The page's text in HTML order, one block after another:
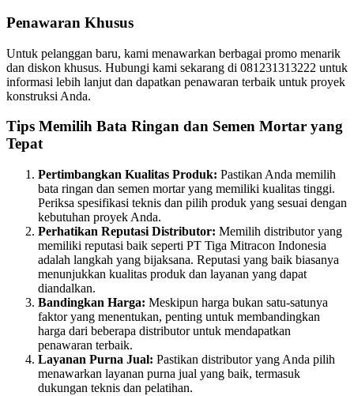
Penawaran Khusus
Untuk pelanggan baru, kami menawarkan berbagai promo menarik
dan diskon khusus. Hubungi kami sekarang di 081231313222 untuk
informasi lebih lanjut dan dapatkan penawaran terbaik untuk proyek
konstruksi Anda.
Tips Memilih Bata Ringan dan Semen Mortar yang
Tepat
Pertimbangkan Kualitas Produk: Pastikan Anda memilih
bata ringan dan semen mortar yang memiliki kualitas tinggi.
Periksa spesifikasi teknis dan pilih produk yang sesuai dengan
kebutuhan proyek Anda.
Perhatikan Reputasi Distributor: Memilih distributor yang
memiliki reputasi baik seperti PT Tiga Mitracon Indonesia
adalah langkah yang bijaksana. Reputasi yang baik biasanya
menunjukkan kualitas produk dan layanan yang dapat
diandalkan.
Bandingkan Harga: Meskipun harga bukan satu-satunya
faktor yang menentukan, penting untuk membandingkan
harga dari beberapa distributor untuk mendapatkan
penawaran terbaik.
Layanan Purna Jual: Pastikan distributor yang Anda pilih
menawarkan layanan purna jual yang baik, termasuk
dukungan teknis dan pelatihan.